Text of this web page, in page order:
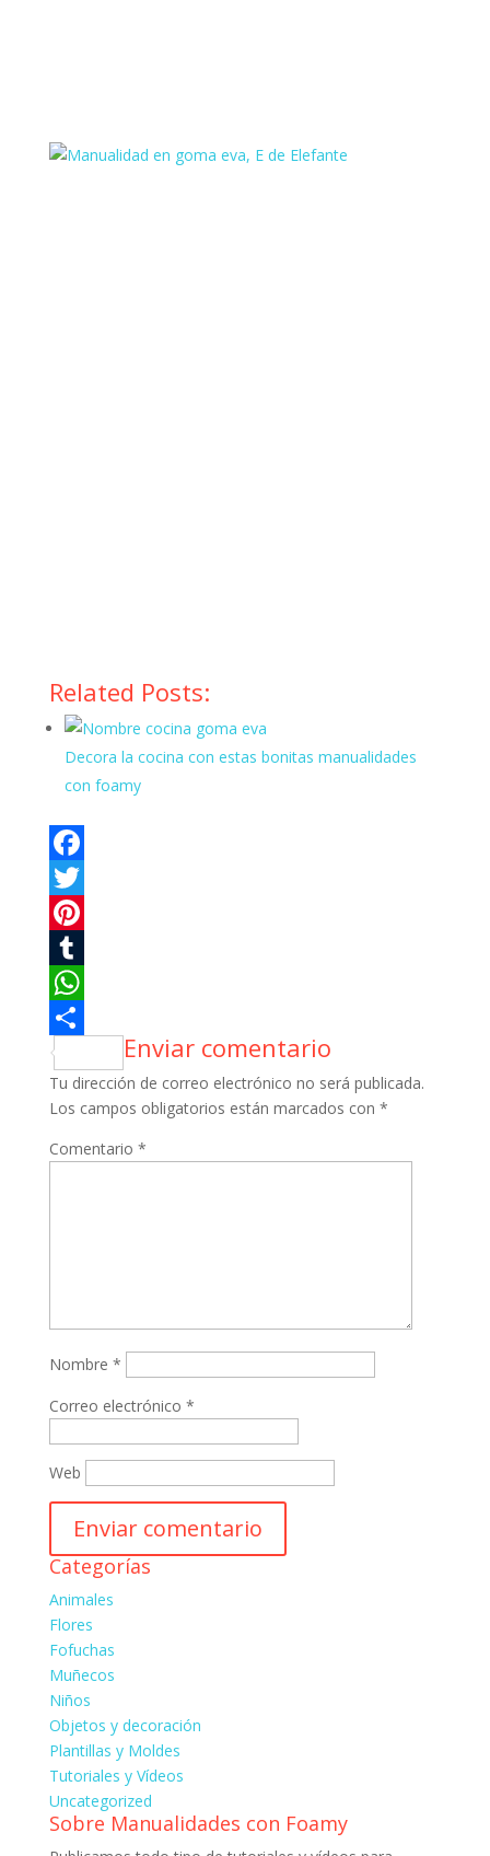
Related Posts:
Decora la cocina con estas bonitas manualidades
con foamy
Compartir
Enviar comentario
Tu dirección de correo electrónico no será publicada.
Los campos obligatorios están marcados con *
Comentario *
Nombre *
Correo electrónico *
Web
Categorías
Animales
Flores
Fofuchas
Muñecos
Niños
Objetos y decoración
Plantillas y Moldes
Tutoriales y Vídeos
Uncategorized
Sobre Manualidades con Foamy